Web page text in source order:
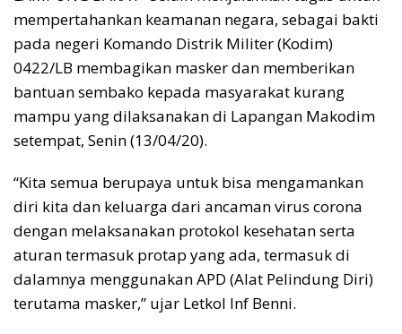
mempertahankan keamanan negara, sebagai bakti
pada negeri Komando Distrik Militer (Kodim)
0422/LB membagikan masker dan memberikan
bantuan sembako kepada masyarakat kurang
mampu yang dilaksanakan di Lapangan Makodim
setempat, Senin (13/04/20).
“Kita semua berupaya untuk bisa mengamankan
diri kita dan keluarga dari ancaman virus corona
dengan melaksanakan protokol kesehatan serta
aturan termasuk protap yang ada, termasuk di
dalamnya menggunakan APD (Alat Pelindung Diri)
terutama masker,” ujar Letkol Inf Benni.